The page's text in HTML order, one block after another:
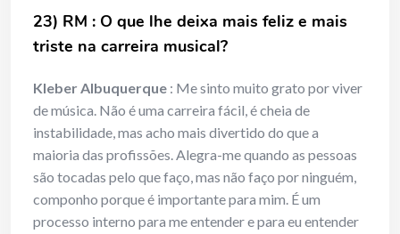
23) RM : O que lhe deixa mais feliz e mais
triste na carreira musical?
Kleber Albuquerque : Me sinto muito grato por viver
de música. Não é uma carreira fácil, é cheia de
instabilidade, mas acho mais divertido do que a
maioria das profissões. Alegra-me quando as pessoas
são tocadas pelo que faço, mas não faço por ninguém,
componho porque é importante para mim. É um
processo interno para me entender e para eu entender